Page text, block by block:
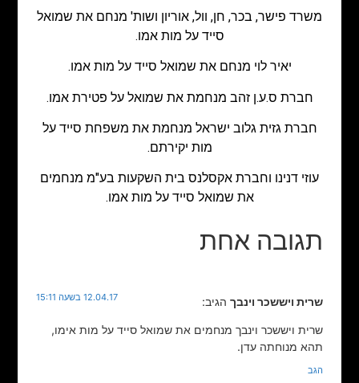
משרד פישר, בכר, חן, וול, אוריון ושות' מנחם את שמואל
סייד על מות אמו.
יאיר לוי מנחם את שמואל סייד על מות אמו.
חברת ס.ע.ן זהב מנחמת את שמואל על פטירת אמו.
חברת גזית גלוב ישראל מנחמת את משפחת סייד על
מות יקירתם.
עוזי דנינו וחברת אקסלנס בית השקעות בע"מ מנחמים
את שמואל סייד על מות אמו.
תגובה אחת
שרית ויששכר וינבך הגיב: 12.04.17 בשעה 15:11
שרית ויששכר וינבך מנחמים את שמואל סייד על מות אימו,
תהא מנוחתה עדן.
הגב